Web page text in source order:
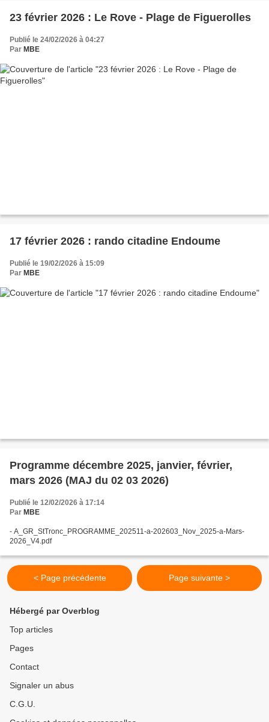
23 février 2026 : Le Rove - Plage de Figuerolles
Publié le 24/02/2026 à 04:27
Par MBE
17 février 2026 : rando citadine Endoume
Publié le 19/02/2026 à 15:09
Par MBE
Programme décembre 2025, janvier, février,
mars 2026 (MAJ du 02 03 2026)
Publié le 12/02/2026 à 17:14
Par MBE
- A_GR_StTronc_PROGRAMME_202511-a-202603_Nov_2025-a-Mars-
2026_V4.pdf
< Page précédente Page suivante >
Hébergé par Overblog
Top articles
Pages
Contact
Signaler un abus
C.G.U.